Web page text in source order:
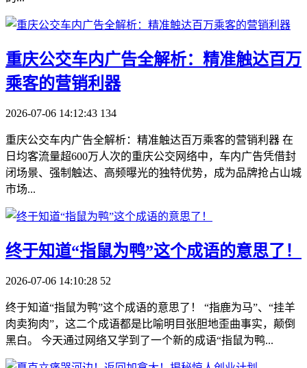
​重庆公交车内广告全解析：精准触达百万
乘客的营销利器
2026-07-06 14:12:43 134
重庆公交车内广告全解析：精准触达百万乘客的营销利器 在
日均客流量超600万人次的重庆公交网络中，车内广告凭借封
闭场景、强制触达、高频曝光的独特优势，成为品牌抢占山城
市场...
​终于知道“指鼠为鸭”这个成语的意思了！
2026-07-06 14:10:28 52
终于知道“指鼠为鸭”这个成语的意思了！ “指鹿为马”、“挂羊
肉卖狗肉”，这二个成语都是比喻明目张胆地歪曲事实，颠倒
黑白。 今天通过网络又学到了一个新的成语“指鼠为鸭...